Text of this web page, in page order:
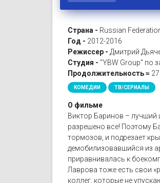
Страна - Russian
Год - 2012-2016
Режиссер - Дмитрий
Студия - "YBW Group" по
Продолжительность ≈
КОМЕДИИ ТВ/СЕРИАЛЫ
О фильме
Виктор Баринов – лучший
разрешено все! Поэтому
тормозов, и подрезает
демобилизовавшийся из
приравнивалась к
Лаврова тоже есть свои
коллег, которые не